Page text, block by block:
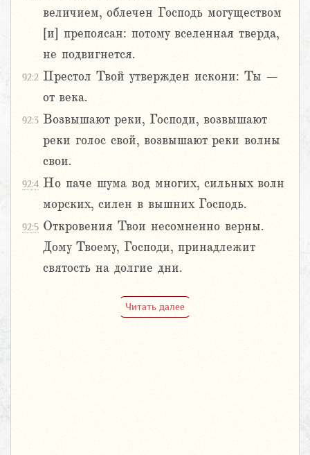
величием, облечен Господь могуществом
[и] препоясан: потому вселенная тверда,
не подвигнется.
92:2 Престол Твой утвержден искони: Ты –
от века.
92:3 Возвышают реки, Господи, возвышают
реки голос свой, возвышают реки волны
свои.
92:4 Но паче шума вод многих, сильных волн
морских, силен в вышних Господь.
92:5 Откровения Твои несомненно верны.
Дому Твоему, Господи, принадлежит
святость на долгие дни.
Читать далее